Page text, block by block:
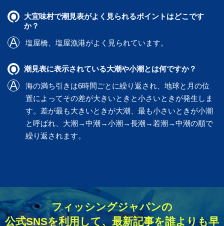
大宜味村で潮見表がよく見られるポイントはどこです
か？
塩屋橋
塩屋漁港がよく見られています。
潮見表に表示されている大潮や小潮とは何ですか？
海の満ち引きは6時間ごとに繰り返され、地球と月の位
置によってその差が大きいときと小さいときが発生しま
す。差が最も大きいときが大潮、最も小さいときが小潮
と呼ばれ、大潮→中潮→小潮→長潮→若潮→中潮の順で
繰り返されます。
フィッシングジャパンの
公式SNSを利用して、最新記事を誰よりも早